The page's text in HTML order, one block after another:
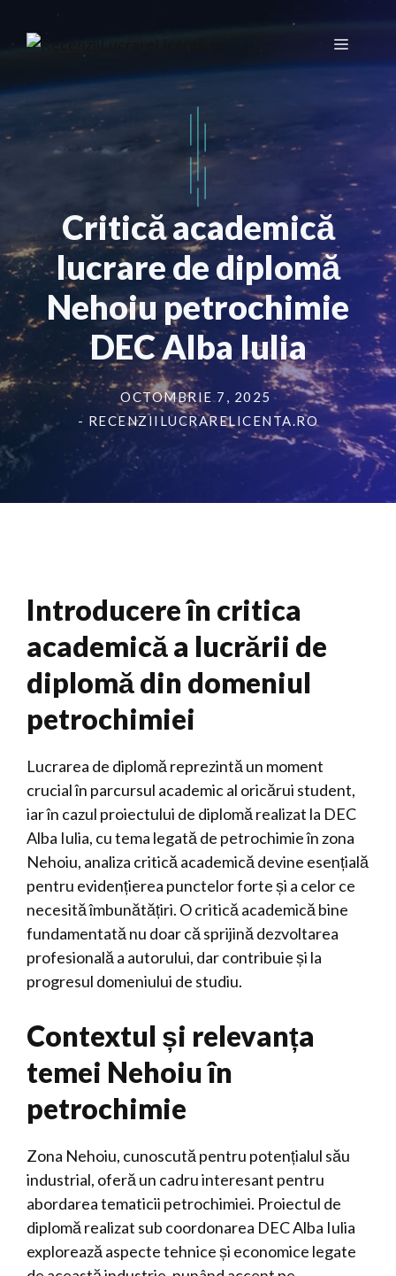
Meniu
Critică academică
lucrare de diplomă
Nehoiu petrochimie
DEC Alba Iulia
OCTOMBRIE 7, 2025
- RECENZIILUCRARELICENTA.RO
Introducere în critica
academică a lucrării de
diplomă din domeniul
petrochimiei
Lucrarea de diplomă reprezintă un moment
crucial în parcursul academic al oricărui student,
iar în cazul proiectului de diplomă realizat la DEC
Alba Iulia, cu tema legată de petrochimie în zona
Nehoiu, analiza critică academică devine esențială
pentru evidențierea punctelor forte și a celor ce
necesită îmbunătățiri. O critică academică bine
fundamentată nu doar că sprijină dezvoltarea
profesională a autorului, dar contribuie și la
progresul domeniului de studiu.
Contextul și relevanța
temei Nehoiu în
petrochimie
Zona Nehoiu, cunoscută pentru potențialul său
industrial, oferă un cadru interesant pentru
abordarea tematicii petrochimiei. Proiectul de
diplomă realizat sub coordonarea DEC Alba Iulia
explorează aspecte tehnice și economice legate